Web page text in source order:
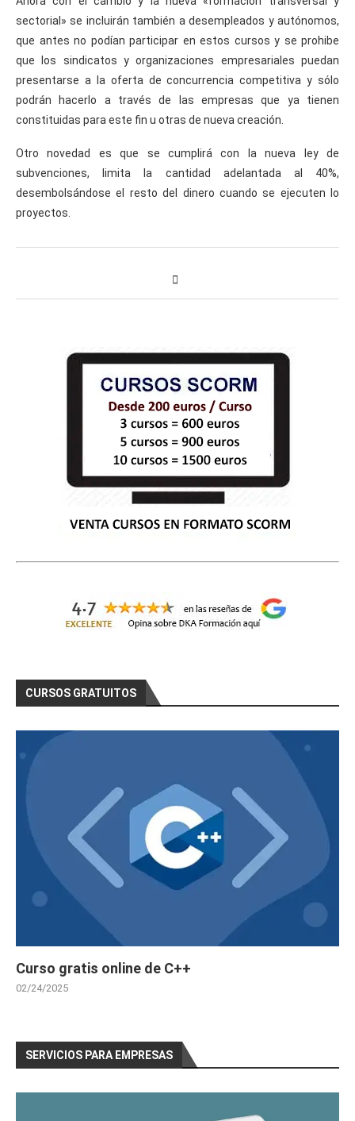
sectorial» se incluirán también a desempleados y autónomos,
que antes no podían participar en estos cursos y se prohibe
que los sindicatos y organizaciones empresariales puedan
presentarse a la oferta de concurrencia competitiva y sólo
podrán hacerlo a través de las empresas que ya tienen
constituidas para este fin u otras de nueva creación.
Otro novedad es que se cumplirá con la nueva ley de
subvenciones, limita la cantidad adelantada al 40%,
desembolsándose el resto del dinero cuando se ejecuten lo
proyectos.
CURSOS GRATUITOS
Curso gratis online de C++
02/24/2025
SERVICIOS PARA EMPRESAS